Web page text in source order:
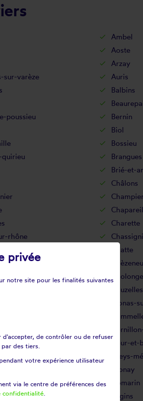
Ambel
Aoste
Arzay
sur-varèze
Auris
Balbins
poussieu
Bernin
Biol
Bossieu
quirieu
Brangues
Brié-et-
Châlons
Champier
Charette
rhône
Chatte
Cholonge
Chuzelles
Clonas-
Cour-et-
Creys-
Dionay
Domarin
Engins
privée
notre site pour les finalités suivantes
de contrôler ou de refuser
des tiers.
votre expérience utilisateur
via le centre de préférences des
confidentialité